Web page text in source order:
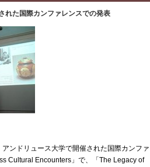
れた国際カンファレンスでの発表
ンドリュース大学で開催された国際カンファ
Cultural Encounters」で、「The Legacy of